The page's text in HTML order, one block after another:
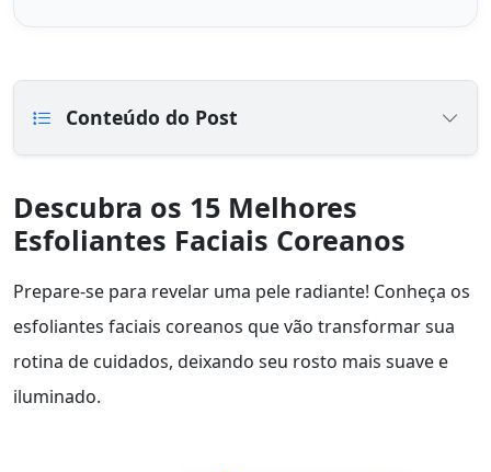
Conteúdo do Post
Descubra os 15 Melhores
Esfoliantes Faciais Coreanos
Prepare-se para revelar uma pele radiante! Conheça os
esfoliantes faciais coreanos que vão transformar sua
rotina de cuidados, deixando seu rosto mais suave e
iluminado.